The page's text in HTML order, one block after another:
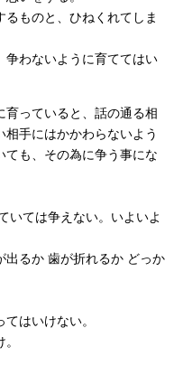
ものと、ひねくれてしま
争わないように育ててはい
育っていると、話の通る相
手にはかかわらないよう
ても、その為に争う事にな
いては争えない。いよいよ
出るか 歯が折れるか どっか
はいけない。